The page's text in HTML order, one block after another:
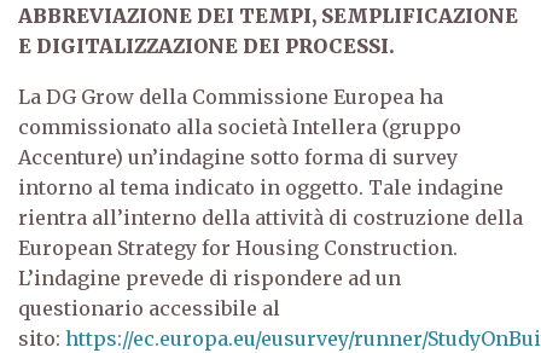
ABBREVIAZIONE DEI TEMPI, SEMPLIFICAZIONE
E DIGITALIZZAZIONE DEI PROCESSI.
La DG Grow della Commissione Europea ha
commissionato alla società Intellera (gruppo
Accenture) un’indagine sotto forma di survey
intorno al tema indicato in oggetto. Tale indagine
rientra all’interno della attività di costruzione della
European Strategy for Housing Construction.
L’indagine prevede di rispondere ad un
questionario accessibile al
sito: https://ec.europa.eu/eusurvey/runner/